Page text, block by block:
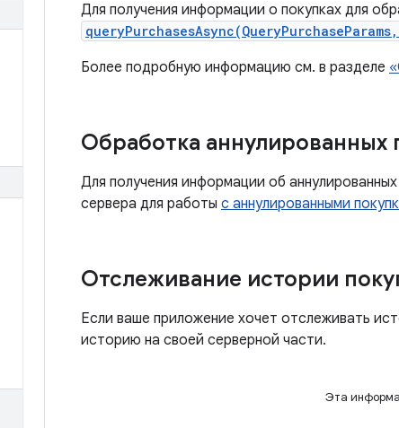
Для получения информации о покупках для
Более подробную информацию см. в разделе
Обработка аннулированных
Для получения информации об
сервера для работы с аннулированными
Отслеживание истории
Если ваше приложение хочет отслеживать
историю на своей серверной части.
Эта